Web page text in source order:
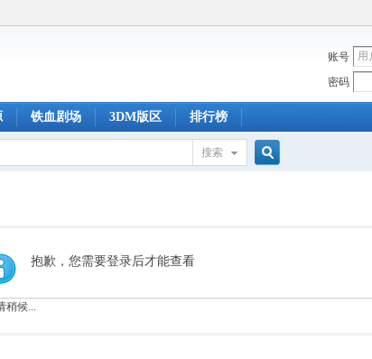
账号
密码
铁血剧场 3DM版区 排行榜
搜索
抱歉，您需要登录后才能查看
稍候...